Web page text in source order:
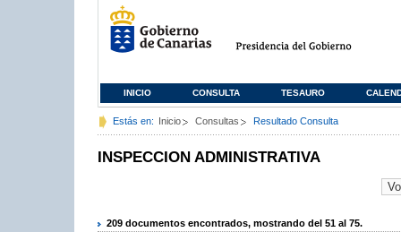
INICIO CONSULTA TESAURO
Estás en: Inicio Consultas Resultado Consulta
INSPECCION ADMINISTRATIVA
209 documentos encontrados, mostrando del 51 al 75.